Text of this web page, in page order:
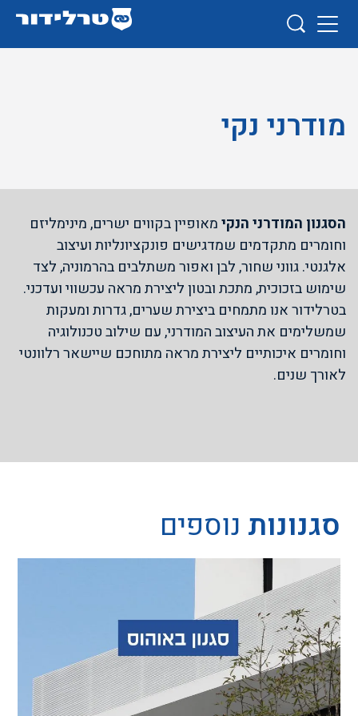
מודרני נקי
הסגנון המודרני הנקימאופיין בקווים ישרים, מינימליזם
וחומרים מתקדמים שמדגישים פונקציונליות ועיצוב
אלגנטי. גווני שחור, לבן ואפור משתלבים בהרמוניה, לצד
שימוש בזכוכית, מתכת ובטון ליצירת מראה עכשווי ועדכני.
בטרלידור אנו מתמחים ביצירת שערים, גדרות ומעקות
שמשלימים את העיצוב המודרני, עם שילוב טכנולוגיה
וחומרים איכותיים ליצירת מראה מתוחכם שיישאר רלוונטי
לאורך שנים.
סגנונות נוספים